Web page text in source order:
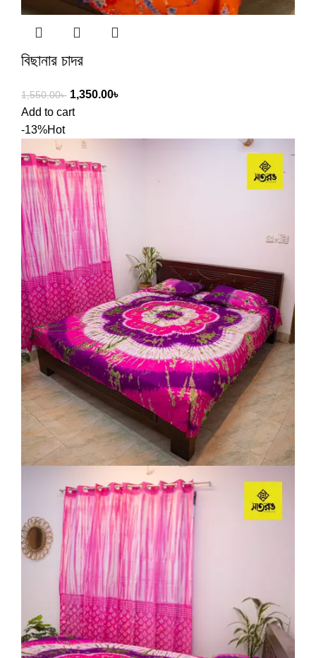
বিছানার চাদর
1,550.00৳ 1,350.00৳
Add to cart
-13%Hot